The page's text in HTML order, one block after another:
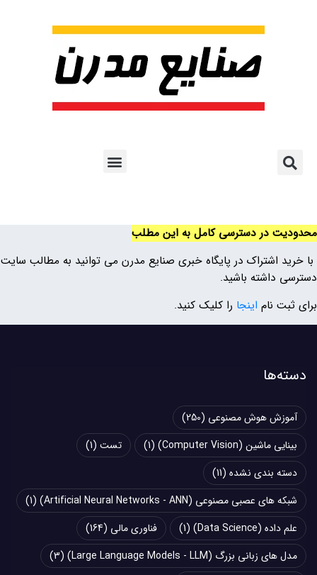
محدودیت در دسترسی کامل به این مطلب
با خرید اشتراک در پایگاه خبری صنایع مدرن می توانید به مطالب سایت
دسترسی داشته باشید.
برای ثبت نام اینجا را کلیک کنید.
دسته‌ها
آموزش هوش مصنوعی (250)
بینایی ماشین (Computer Vision)
(1) تست (1)
دسته بندی نشده (11)
شبکه های عصبی مصنوعی (Artificial Neural Networks - ANN)
(1)
علم داده (Data Science)
(1) فناوری مالی (164)
مدل های زبانی بزرگ (Large Language Models - LLM)
(3)